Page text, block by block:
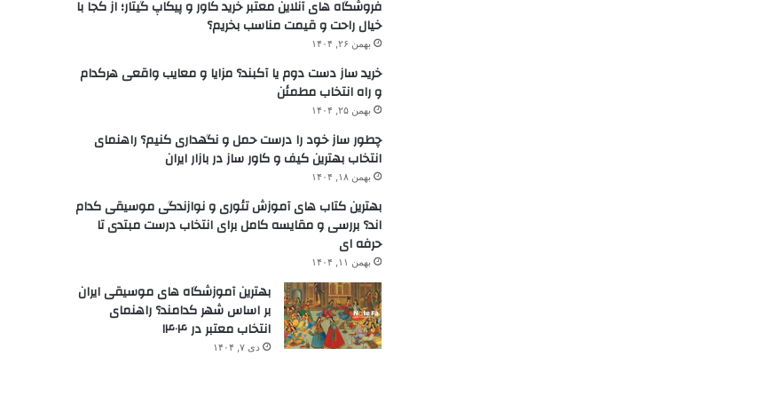
فروشگاه های آنلاین معتبر خرید کاور و پیکاپ گیتار؛ از کجا با
خیال راحت و قیمت مناسب بخریم؟
بهمن ۲۶, ۱۴۰۴
خرید ساز دست دوم یا آکبند؟ مزایا و معایب واقعی هرکدام
و راه انتخاب مطمئن
بهمن ۲۵, ۱۴۰۴
چطور ساز خود را درست حمل و نگهداری کنیم؟ راهنمای
انتخاب بهترین کیف و کاور ساز در بازار ایران
بهمن ۱۸, ۱۴۰۴
بهترین کتاب های آموزش تئوری و نوازندگی موسیقی کدام
اند؟ بررسی و مقایسه کامل برای انتخاب درست مبتدی تا
حرفه ای
بهمن ۱۱, ۱۴۰۴
بهترین آموزشگاه های موسیقی ایران
بر اساس شهر کدامند؟ راهنمای
انتخاب معتبر در ۱۴۰۴
دی ۷, ۱۴۰۴